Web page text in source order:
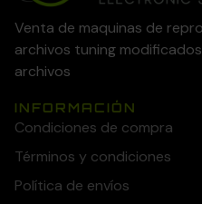
Venta de maquinas de
archivos tuning
archivos
INFORMACIÓN
Condiciones de compra
Términos y condiciones
Política de envíos